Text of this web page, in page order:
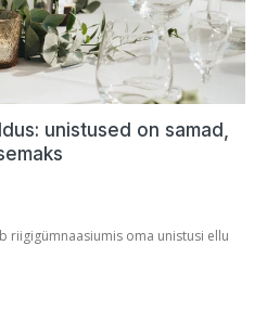
unistused on samad,